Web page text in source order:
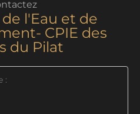
l'Eau et de
CPIE des
du Pilat